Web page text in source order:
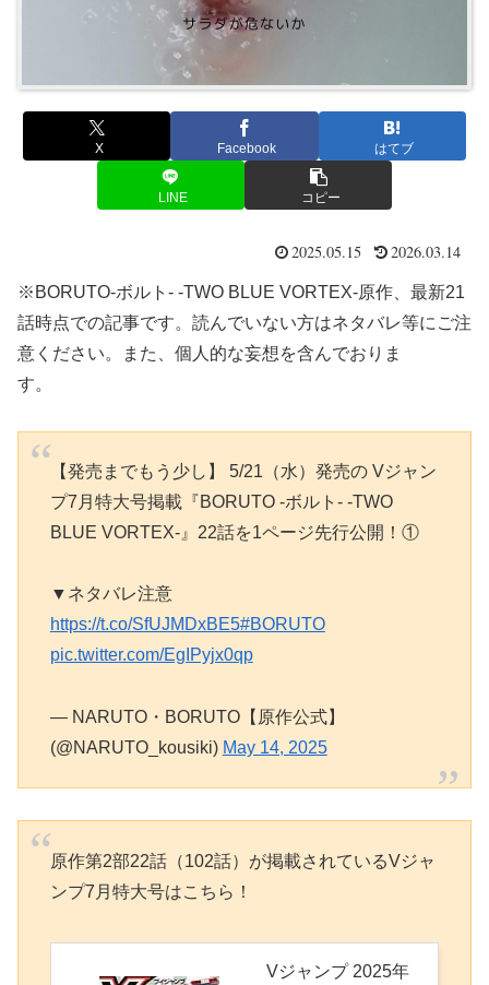
X Facebook はてブ
LINE コピー
2025.05.15 2026.03.14
※BORUTO-ボルト- -TWO BLUE VORTEX-原作、最新21
話時点での記事です。読んでいない方はネタバレ等にご注
意ください。また、個人的な妄想を含んでおりま
す。
【発売までもう少し】 5/21（水）発売の Vジャン
プ7月特大号掲載『BORUTO -ボルト- -TWO
BLUE VORTEX-』22話を1ページ先行公開！①
▼ネタバレ注意
https://t.co/SfUJMDxBE5#BORUTO
pic.twitter.com/EgIPyjx0qp
— NARUTO・BORUTO【原作公式】
(@NARUTO_kousiki) May 14, 2025
原作第2部22話（102話）が掲載されているVジャ
ンプ7月特大号はこちら！
Vジャンプ 2025年